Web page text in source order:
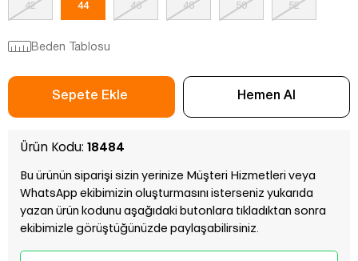
42 44 46 48 50 52
Beden Tablosu
Ürün Kodu: 18484
Bu ürünün siparişi sizin yerinize Müşteri Hizmetleri veya
WhatsApp ekibimizin oluşturmasını isterseniz yukarıda
yazan ürün kodunu aşağıdaki butonlara tıkladıktan sonra
ekibimizle görüştüğünüzde paylaşabilirsiniz.